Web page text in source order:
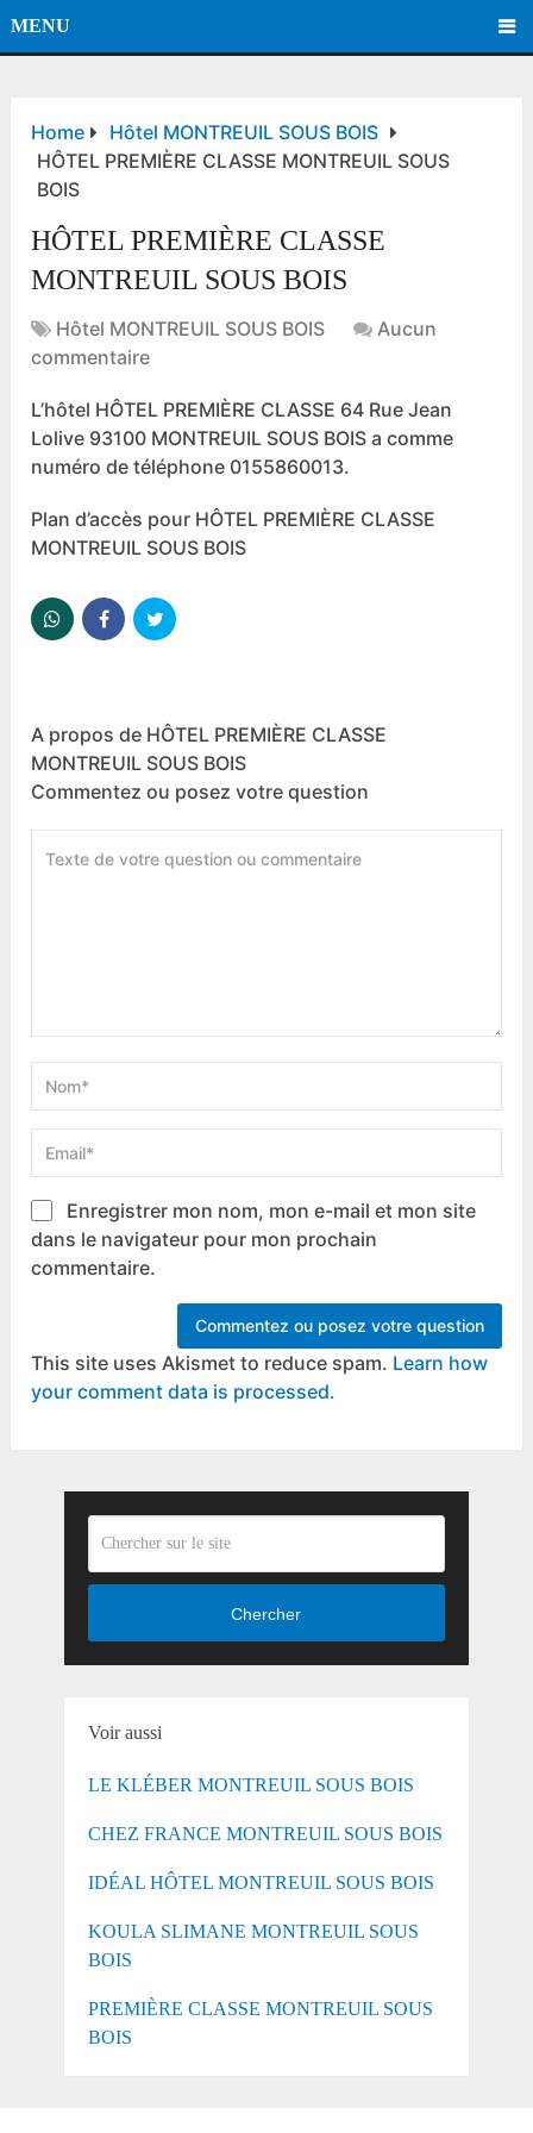
MENU
Home
Hôtel MONTREUIL SOUS BOIS
HÔTEL PREMIÈRE CLASSE MONTREUIL SOUS
BOIS
HÔTEL PREMIÈRE CLASSE
MONTREUIL SOUS BOIS
Hôtel MONTREUIL SOUS BOIS
Aucun
commentaire
L’hôtel HÔTEL PREMIÈRE CLASSE 64 Rue Jean
Lolive 93100 MONTREUIL SOUS BOIS a comme
numéro de téléphone 0155860013.
Plan d’accès pour HÔTEL PREMIÈRE CLASSE
MONTREUIL SOUS BOIS
A propos de HÔTEL PREMIÈRE CLASSE
MONTREUIL SOUS BOIS
Commentez ou posez votre question
Enregistrer mon nom, mon e-mail et mon site
dans le navigateur pour mon prochain
commentaire.
This site uses Akismet to reduce spam. Learn how
your comment data is processed.
Chercher
Voir aussi
LE KLÉBER MONTREUIL SOUS BOIS
CHEZ FRANCE MONTREUIL SOUS BOIS
IDÉAL HÔTEL MONTREUIL SOUS BOIS
KOULA SLIMANE MONTREUIL SOUS
BOIS
PREMIÈRE CLASSE MONTREUIL SOUS
BOIS